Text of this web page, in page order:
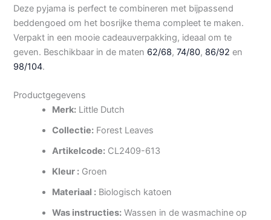
Deze pyjama is perfect te combineren met bijpassend
beddengoed om het bosrijke thema compleet te maken.
Verpakt in een mooie cadeauverpakking, ideaal om te
geven. Beschikbaar in de maten 62/68,74/80, 86/92 en
98/104.
Productgegevens
Merk: Little Dutch
Collectie: Forest Leaves
Artikelcode: CL2409-613
Kleur : Groen
Materiaal : Biologisch katoen
Was instructies: Wassen in de wasmachine op